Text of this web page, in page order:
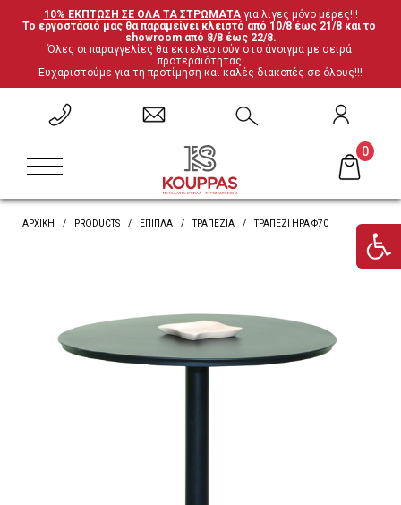
10% ΕΚΠΤΩΣΗ ΣΕ ΟΛΑ ΤΑ ΣΤΡΩΜΑΤΑ για λίγες μόνο μέρες!!!
Το εργοστάσιό μας θα παραμείνει κλειστό από 10/8 έως 21/8 και το
showroom από 8/8 έως 22/8.
Όλες οι παραγγελίες θα εκτελεστούν στο άνοιγμα με σειρά
προτεραιότητας.
Ευχαριστούμε για τη προτίμηση και καλές διακοπές σε όλους!!!
0
ΕΠΙΣΤΡΟΦΗ
Σετ Υπνοδωματίου
Κρεβάτια Ξύλο-Μέταλλο
Κουκέτες
ΕΠΙΣΤΡΟΦΗ
Ανατομικά
ΕΠΙΣΤΡΟΦΗ
Καρέκλες
ΕΠΙΣΤΡΟΦΗ
Έπιπλα ξενοδοχείου
ΑΡΧΙΚΗ PRODUCTS ΈΠΙΠΛΑ ΤΡΑΠΈΖΙΑ ΤΡΑΠΈΖΙ ΉΡΑ Φ70